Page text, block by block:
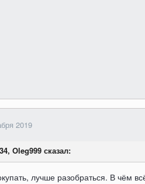
2019
Oleg999 сказал:
лучше разобраться. В чём